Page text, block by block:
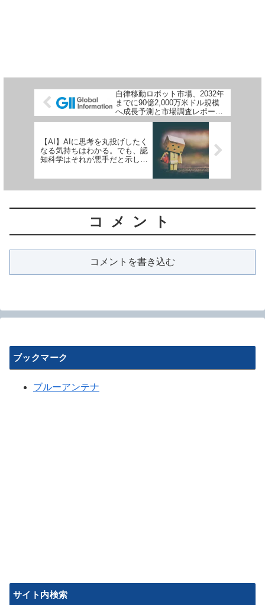
自律移動ロボット市場、2032年
までに90億2,000万米ドル規模
へ成長予測と市場調査レポート
が発表されました
【AI】AIに思考を丸投げしたく
なる気持ちはわかる。でも、認
知科学はそれが悪手だと示して
コメント
コメントを書き込む
ブックマーク
ブルーアンテナ
サイト内検索